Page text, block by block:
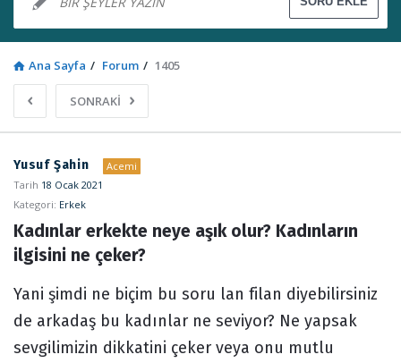
Ana Sayfa / Forum / 1405
SONRAKİ
Sosyal
Kaynak
Latest
Forum
Yusuf Şahin
Acemi
Tarih 18 Ocak 2021
Kategori: Erkek
Kadınlar erkekte neye aşık olur? Kadınların
ilgisini ne çeker?
Yani şimdi ne biçim bu soru lan filan diyebilirsiniz
de arkadaş bu kadınlar ne seviyor? Ne yapsak
sevgilimizin dikkatini çeker veya onu mutlu